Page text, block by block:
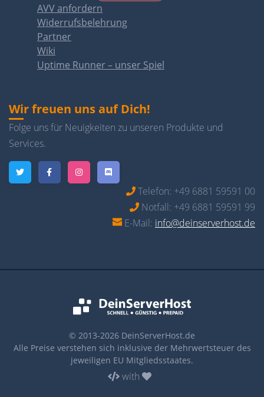
AVV anfordern
Widerrufsbelehrung
Partner
Wiki
Uptime Runner – unser Spiel
Wir freuen uns auf Dich!
Folge uns für Neuigkeiten zu unseren Produkte und
Services.
Telefon: +49 6881 59591 00
Notfall: +49 6881 59591 99
E-Mail: info@deinserverhost.de
© 2013-2026 DeinServerHost.de
Alle Preise verstehen sich inklusive der Mehrwertsteuer des
jeweiligen EU Mitgliedsstaates.
with